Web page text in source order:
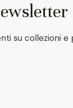
su collezioni e